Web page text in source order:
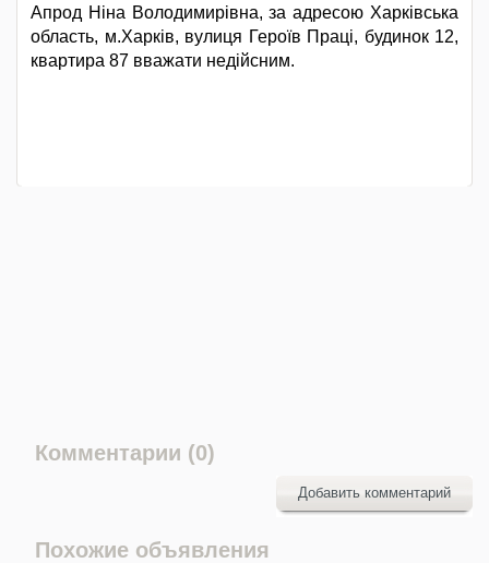
Апрод Ніна Володимирівна, за адресою Харківська
область, м.Харків, вулиця Героїв Праці, будинок 12,
квартира 87 вважати недійсним.
Комментарии (0)
Добавить комментарий
Похожие объявления